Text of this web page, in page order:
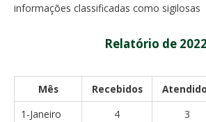
informações classificadas como sigilosas
Relatório de 2022
Mês Recebidos
1-Janeiro
4 3